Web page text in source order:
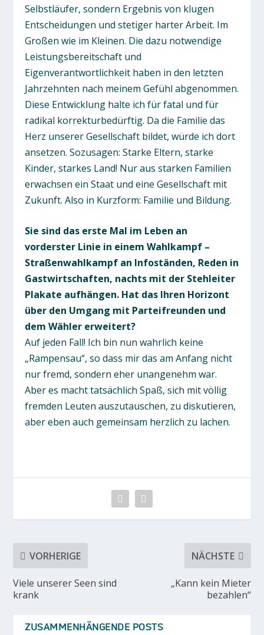
Selbstläufer, sondern Ergebnis von klugen
Entscheidungen und stetiger harter Arbeit. Im
Großen wie im Kleinen. Die dazu notwendige
Leistungsbereitschaft und
Eigenverantwortlichkeit haben in den letzten
Jahrzehnten nach meinem Gefühl abgenommen.
Diese Entwicklung halte ich für fatal und für
radikal korrekturbedürftig. Da die Familie das
Herz unserer Gesellschaft bildet, würde ich dort
ansetzen. Sozusagen: Starke Eltern, starke
Kinder, starkes Land! Nur aus starken Familien
erwachsen ein Staat und eine Gesellschaft mit
Zukunft. Also in Kurzform: Familie und Bildung.
Sie sind das erste Mal im Leben an
vorderster Linie in einem Wahlkampf –
Straßenwahlkampf an Infoständen, Reden in
Gastwirtschaften, nachts mit der Stehleiter
Plakate aufhängen. Hat das Ihren Horizont
über den Umgang mit Parteifreunden und
dem Wähler erweitert?
Auf jeden Fall! Ich bin nun wahrlich keine
„Rampensau“, so dass mir das am Anfang nicht
nur fremd, sondern eher unangenehm war.
Aber es macht tatsächlich Spaß, sich mit völlig
fremden Leuten auszutauschen, zu diskutieren,
aber eben auch gemeinsam herzlich zu lachen.
VORHERIGE
Viele unserer Seen sind
krank
NÄCHSTE
„Kann kein Mieter
bezahlen“
ZUSAMMENHÄNGENDE POSTS